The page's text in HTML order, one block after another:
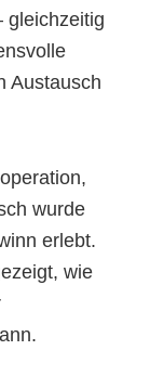
gleichzeitig
Austausch
wurde
erlebt.
wie